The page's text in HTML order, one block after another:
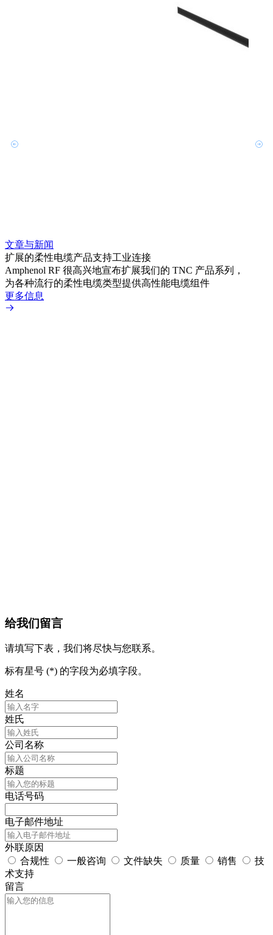
文章与新闻
扩展的柔性电缆产品支持工业连接
Amphenol RF 很高兴地宣布扩展我们的 TNC 产品系列，
为各种流行的柔性电缆类型提供高性能电缆组件
更多信息
给我们留言
请填写下表，我们将尽快与您联系。
标有星号 (*) 的字段为必填字段。
姓名
姓氏
公司名称
标题
电话号码
电子邮件地址
外联原因
合规性
一般咨询 文件缺失 质量 销售
技
术支持
留言